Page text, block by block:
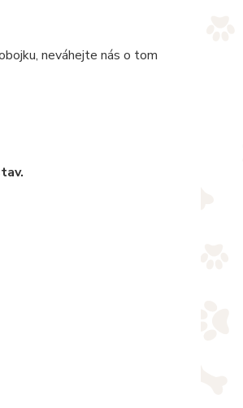
neváhejte nás o tom